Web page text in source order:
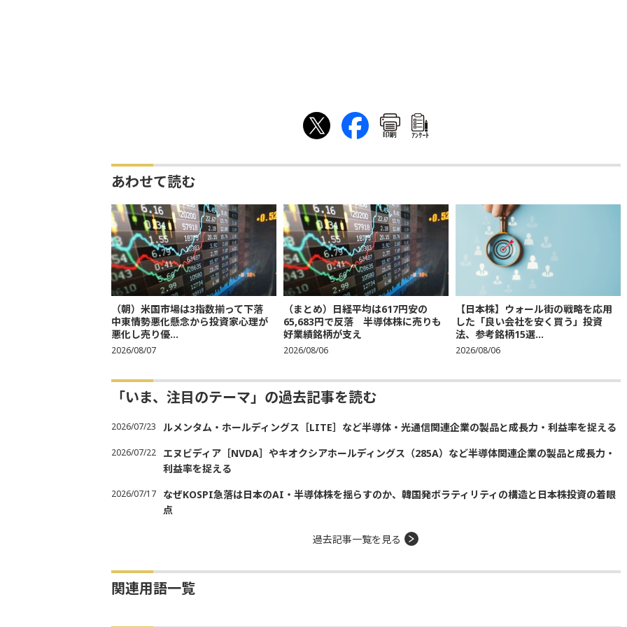
印刷 ｱﾝｹｰﾄ
あわせて読む
（朝）米国市場は3指数揃って下落
中東情勢悪化懸念から投資家心理が
悪化し売り優...
2026/08/07
（まとめ）日経平均は617円安の
65,683円で反落 半導体株に売りも
好業績銘柄が支え
2026/08/06
【日本株】ウォール街の戦略を応用
した「良い会社を安く買う」投資
法、参考銘柄15選...
2026/08/06
「いま、注目のテーマ」の過去記事を読む
2026/07/23 ルメンタム・ホールディングス［LITE］など半導体・光通信関連企業の製品と成長力・利益率を捉える
2026/07/22
エヌビディア［NVDA］やキオクシアホールディングス（285A）など半導体関連企業の製品と成長力・
利益率を捉える
2026/07/17
なぜKOSPI急落は日本のAI・半導体株を揺らすのか、韓国発ボラティリティの構造と日本株投資の着眼
点
過去記事一覧を見る
関連用語一覧